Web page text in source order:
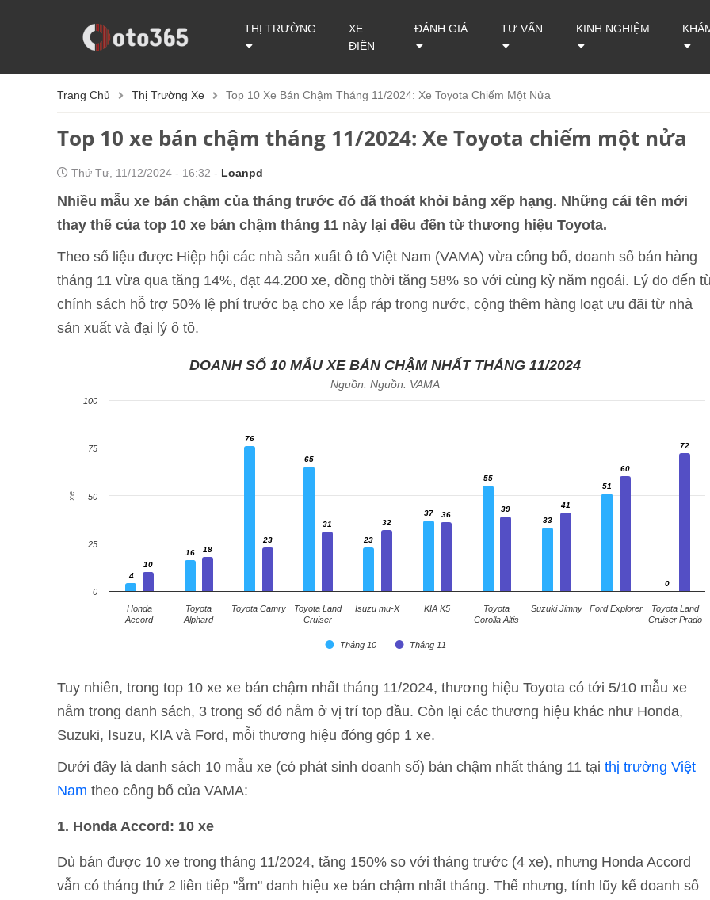
THỊ TRƯỜNG
XE
ĐIỆN
ĐÁNH GIÁ TƯ VẤN KINH NGHIỆM
Trang Chủ Thị Trường Xe Top 10 Xe Bán Chậm Tháng 11/2024: Xe Toyota Chiếm Một Nửa
Top 10 xe bán chậm tháng 11/2024: Xe Toyota chiếm một nửa
Thứ Tư, 11/12/2024 - 16:32 - Loanpd
Nhiều mẫu xe bán chậm của tháng trước đó đã thoát khỏi bảng xếp hạng. Những cái tên mới
thay thế của top 10 xe bán chậm tháng 11 này lại đều đến từ thương hiệu Toyota.
Theo số liệu được Hiệp hội các nhà sản xuất ô tô Việt Nam (VAMA) vừa công bố, doanh số bán hàng
tháng 11 vừa qua tăng 14%, đạt 44.200 xe, đồng thời tăng 58% so với cùng kỳ năm ngoái. Lý do đến
chính sách hỗ trợ 50% lệ phí trước bạ cho xe lắp ráp trong nước, cộng thêm hàng loạt ưu đãi từ nhà
sản xuất và đại lý ô tô.
xe
DOANH SỐ 10 MẪU XE BÁN CHẬM NHẤT THÁNG 11/2024
Nguồn: Nguồn: VAMA
4
4
16
16
76
76
65
65
23
23
37
37
55
55
33
33
51
51
0
0
10
10
18
18
23
23
31
31 32
32
36
36
39
39 41
41
60
60
72
72
Tháng 10 Tháng 11
Honda
Accord
Toyota
Alphard
Toyota Camry
Toyota Land
Cruiser
Isuzu mu-X KIA K5
Toyota
Corolla Altis
Suzuki Jimny Ford Explorer
Toyota Land
Cruiser Prado
0
25
50
75
100
Tuy nhiên, trong top 10 xe xe bán chậm nhất tháng 11/2024, thương hiệu Toyota có tới 5/10 mẫu xe
nằm trong danh sách, 3 trong số đó nằm ở vị trí top đầu. Còn lại các thương hiệu khác như Honda,
Suzuki, Isuzu, KIA và Ford, mỗi thương hiệu đóng góp 1 xe.
Dưới đây là danh sách 10 mẫu xe (có phát sinh doanh số) bán chậm nhất tháng 11 tại thị trường Việt
Nam theo công bố của VAMA:
1. Honda Accord: 10 xe
Dù bán được 10 xe trong tháng 11/2024, tăng 150% so với tháng trước (4 xe), nhưng Honda Accord
vẫn có tháng thứ 2 liên tiếp "ẵm" danh hiệu xe bán chậm nhất tháng. Thế nhưng, tính lũy kế doanh số